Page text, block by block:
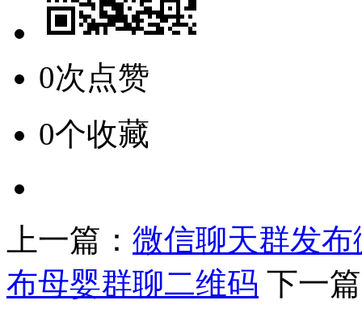
0次点赞
0个收藏
上一篇： 微信聊天群发
布母婴群聊二维码 下一